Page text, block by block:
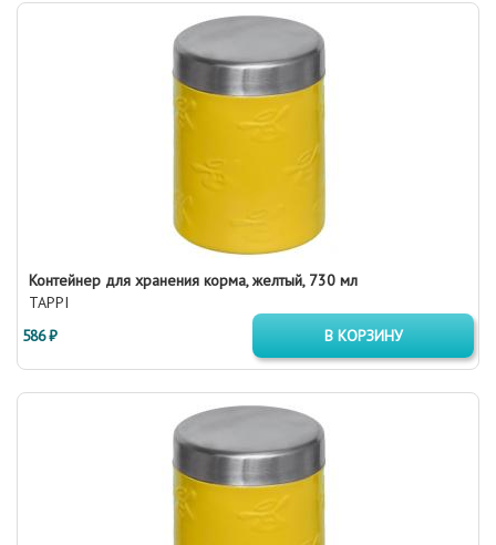
Контейнер для хранения корма, желтый, 730 мл
TAPPI
586 ₽
В КОРЗИНУ